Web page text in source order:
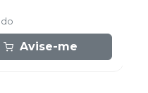
Avise-me